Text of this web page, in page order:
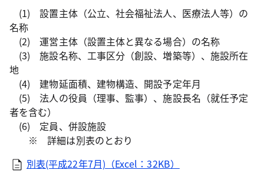
(1) 設置主体（公立、社会福祉法人、医療法人等）の
名称
(2) 運営主体（設置主体と異なる場合）の名称
(3) 施設名称、工事区分（創設、増築等）、施設所在
地
(4) 建物延面積、建物構造、開設予定年月
(5) 法人の役員（理事、監事）、施設長名（就任予定
者を含む）
(6) 定員、併設施設
※ 詳細は別表のとおり
別表(平成22年7月)（Excel：32KB）